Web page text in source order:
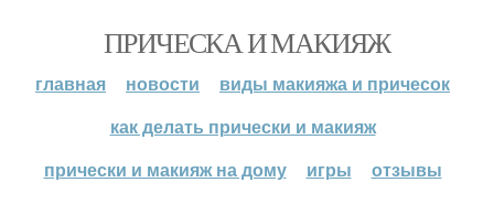
ПРИЧЕСКА И МАКИЯЖ
главная новости
виды макияжа и причесок
как делать прически и макияж
прически и макияж на дому
игры отзывы